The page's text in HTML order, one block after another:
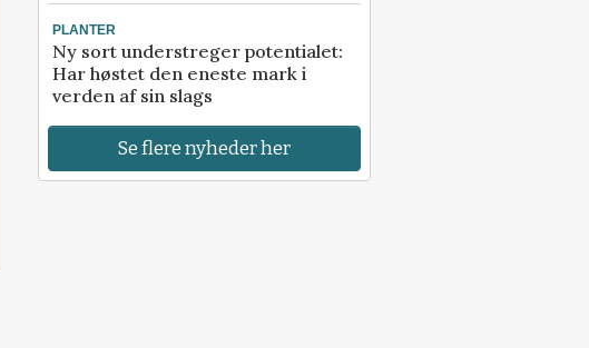
PLANTER
Ny sort understreger potentialet:
Har høstet den eneste mark i
verden af sin slags
Se flere nyheder her